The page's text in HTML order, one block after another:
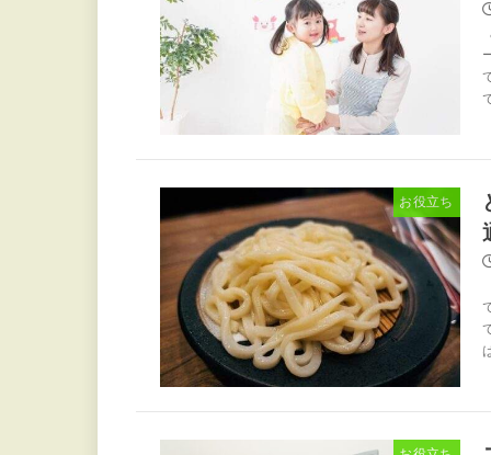
お役立ち